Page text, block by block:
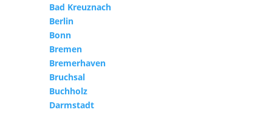
Bad Kreuznach
Berlin
Bonn
Bremen
Bremerhaven
Bruchsal
Buchholz
Darmstadt